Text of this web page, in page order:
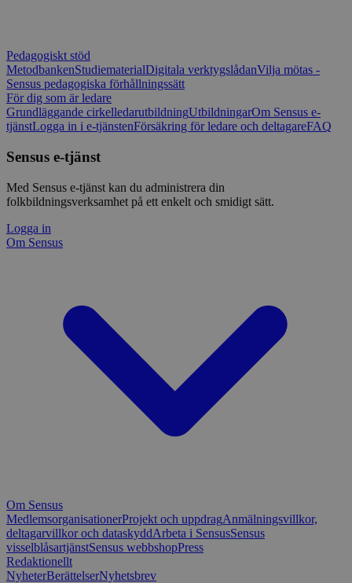
Pedagogiskt stöd
MetodbankenStudiematerialDigitala verktygslådanVilja mötas -
Sensus pedagogiska förhållningssätt
För dig som är ledare
Grundläggande cirkelledarutbildningUtbildningarOm Sensus e-
tjänstLogga in i e-tjänstenFörsäkring för ledare och deltagareFAQ
Sensus e-tjänst
Med Sensus e-tjänst kan du administrera din
folkbildningsverksamhet på ett enkelt och smidigt sätt.
Logga in
Om Sensus
Om Sensus
MedlemsorganisationerProjekt och uppdragAnmälningsvillkor,
deltagarvillkor och dataskyddArbeta i SensusSensus
visselblåsartjänstSensus webbshopPress
Redaktionellt
NyheterBerättelserNyhetsbrev